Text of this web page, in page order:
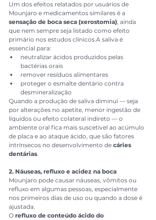
Um dos efeitos relatados por usuários de
Mounjaro e medicamentos similares é a
sensação de boca seca (xerostomia), ainda
que nem sempre seja listado como efeito
primário nos estudos clínicos.A saliva é
essencial para:
neutralizar ácidos produzidos pelas
bactérias orais
remover resíduos alimentares
proteger o esmalte dentário contra
desmineralização
Quando a produção de saliva diminui — seja
por alterações no apetite, menor ingestão de
líquidos ou efeito colateral indireto — o
ambiente oral fica mais suscetível ao acúmulo
de placa e ao ataque ácido, que são fatores
intrínsecos no desenvolvimento de cáries
dentárias.
2. Náuseas, refluxo e acidez na boca
Mounjaro pode causar náuseas, vômitos ou
refluxo em algumas pessoas, especialmente
nos primeiros dias de uso ou quando a dose é
ajustada.
O refluxo de conteúdo ácido do